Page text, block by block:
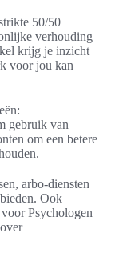
50/50
verhouding
krijg je inzicht
voor jou kan
gebruik van
om een betere
arbo-diensten
Ook
Psychologen